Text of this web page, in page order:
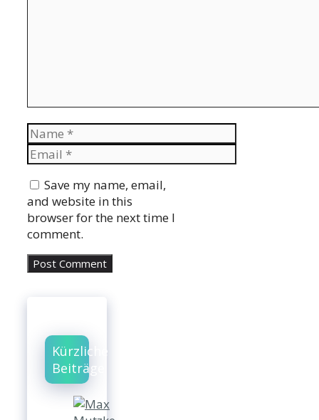
Name
Email
Save my name, email,
and website in this
browser for the next time I
comment.
Kürzliche
Beiträge